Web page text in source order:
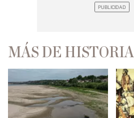
MÁS DE HISTORIA